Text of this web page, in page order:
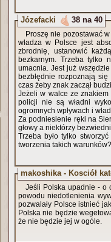
Józefacki 38 na 40
Proszę nie pozostawać
władza w Polsce jest
zbrodnię, ustanowić
bezkarnym. Trzeba tylko
umacnia. Jest już
bezbłędnie rozpoznają
czas żeby znak zaczął
Jeżeli w walce ze
policji nie są władni
ogromnych wpływach i
Za podniesienie ręki na
głowy a niektórzy
Trzeba było tylko
tworzenia takich warunków?
makoshika - Kosciół
Jeśli Polska upadnie - o
powodu niedotlenienia
pozwalały Polsce istnieć
Polska nie będzie
że nie będzie jej w ogóle.